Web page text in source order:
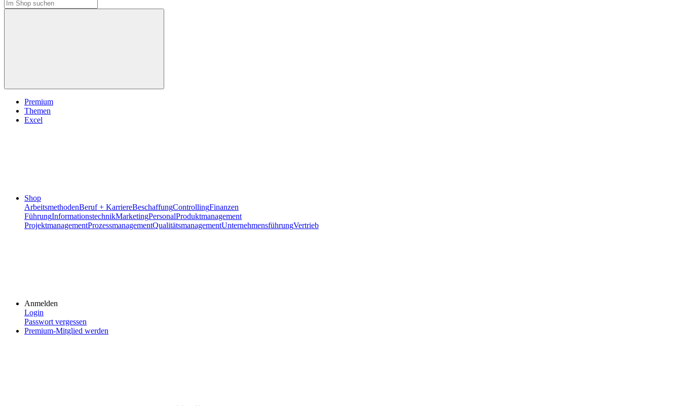
Premium
Themen
Excel
Shop
ArbeitsmethodenBeruf + KarriereBeschaffungControllingFinanzen
FührungInformationstechnikMarketingPersonalProduktmanagement
ProjektmanagementProzessmanagementQualitätsmanagementUnternehmensführungVertrieb
Anmelden
Login
Passwort vergessen
Premium-Mitglied werden